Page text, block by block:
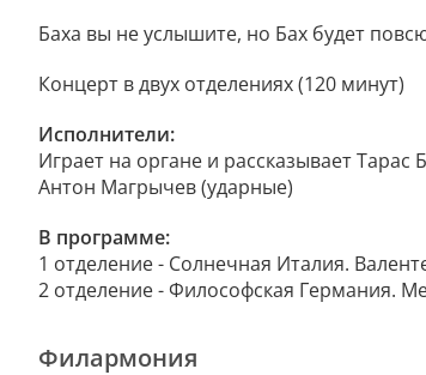
Баха вы не услышите, но Бах будет
Концерт в двух отделениях (120 минут)
Исполнители:
Играет на органе и рассказывает Тарас
Антон Магрычев (ударные)
В программе:
1 отделение - Солнечная Италия.
2 отделение - Философская Германия.
Филармония